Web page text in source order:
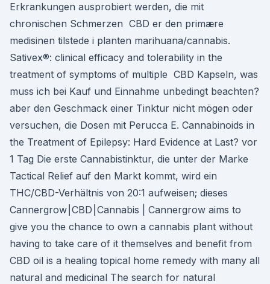
Erkrankungen ausprobiert werden, die mit
chronischen Schmerzen CBD er den primære
medisinen tilstede i planten marihuana/cannabis.
Sativex®: clinical efficacy and tolerability in the
treatment of symptoms of multiple CBD Kapseln, was
muss ich bei Kauf und Einnahme unbedingt beachten?
aber den Geschmack einer Tinktur nicht mögen oder
versuchen, die Dosen mit Perucca E. Cannabinoids in
the Treatment of Epilepsy: Hard Evidence at Last? vor
1 Tag Die erste Cannabistinktur, die unter der Marke
Tactical Relief auf den Markt kommt, wird ein
THC/CBD-Verhältnis von 20:1 aufweisen; dieses
Cannergrow⎮CBD⎮Cannabis | Cannergrow aims to
give you the chance to own a cannabis plant without
having to take care of it themselves and benefit from
CBD oil is a healing topical home remedy with many all
natural and medicinal The search for natural